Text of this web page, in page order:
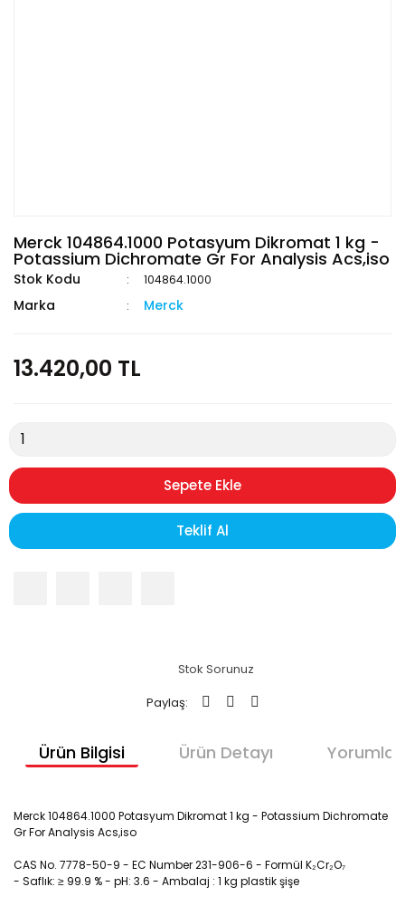
Merck 104864.1000 Potasyum Dikromat 1 kg -
Potassium Dichromate Gr For Analysis Acs,iso
Stok Kodu 104864.1000
Marka Merck
13.420,00 TL
Sepete Ekle
Teklif Al
Stok Sorunuz
Paylaş:
Ürün Bilgisi Ürün Detayı Yorumlar
Merck 104864.1000 Potasyum Dikromat 1 kg - Potassium Dichromate
Gr For Analysis Acs,iso
CAS No. 7778-50-9 - EC Number 231-906-6 - Formül K₂Cr₂O₇
- Saflık: ≥ 99.9 % - pH: 3.6 - Ambalaj : 1 kg plastik şişe